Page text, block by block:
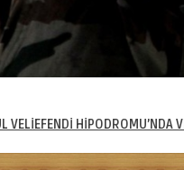
VELİEFENDİ HİPODROMU’NDA